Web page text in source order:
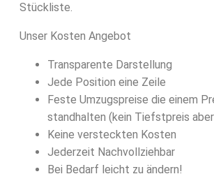
Stückliste.
Unser Kosten Angebot
Transparente Darstellung
Jede Position eine Zeile
Feste Umzugspreise die einem
standhalten (kein Tiefstpreis
Keine versteckten Kosten
Jederzeit Nachvollziehbar
Bei Bedarf leicht zu ändern!